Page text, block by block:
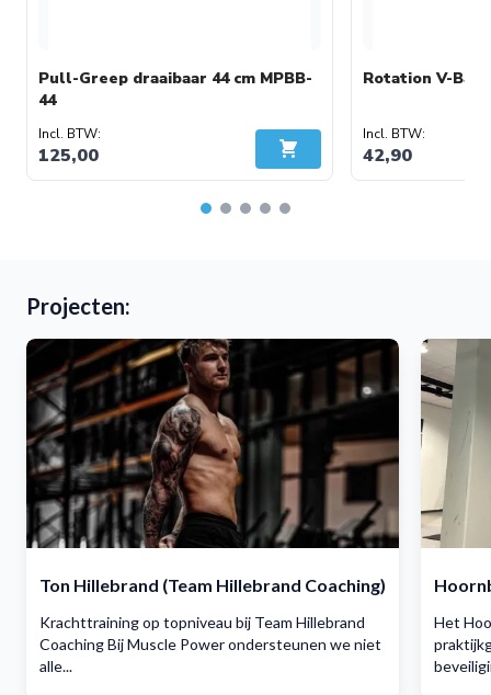
Pull-Greep draaibaar 44 cm MPBB-
44
125,00 In Winkelwagen
Rotation V-Bar
42,90
Projecten:
Ton Hillebrand (Team Hillebrand Coaching)
Krachttraining op topniveau bij Team Hillebrand
Coaching Bij Muscle Power ondersteunen we niet
alle...
Het